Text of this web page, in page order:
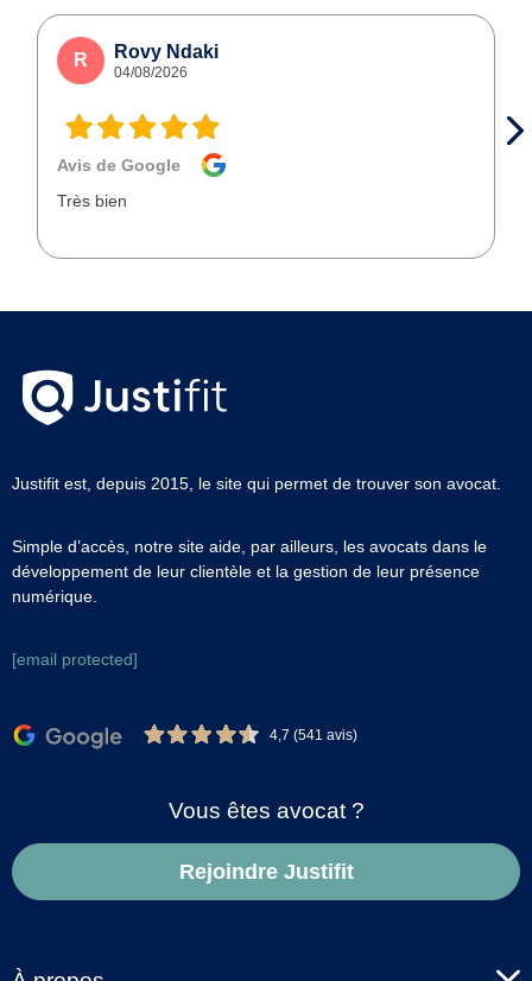
R Rovy Ndaki
04/08/2026
Avis de Google
Très bien
Justifit est, depuis 2015, le site qui permet de trouver son avocat.
Simple d’accès, notre site aide, par ailleurs, les avocats dans le
développement de leur clientèle et la gestion de leur présence
numérique.
[email protected]
4,7 (541 avis)
Vous êtes avocat ?
Rejoindre Justifit